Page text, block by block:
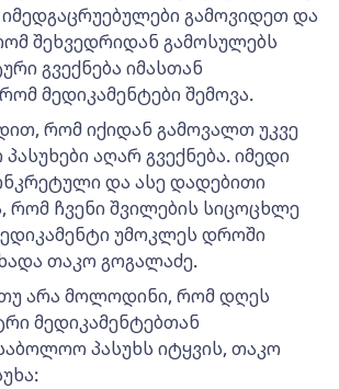
გამოვიდეთ და
შეხვედრიდან გამოსულებს
გვექნება იმასთან
მედიკამენტები შემოვა.
რომ იქიდან გამოვალთ უკვე
აღარ გვექნება. იმედი
და ასე დადებითი
რომ ჩვენი შვილების სიცოცხლე
უმოკლეს დროში
თაკო გოგალაძე.
თუ არა მოლოდინი, რომ დღეს
მედიკამენტებთან
პასუხს იტყვის, თაკო